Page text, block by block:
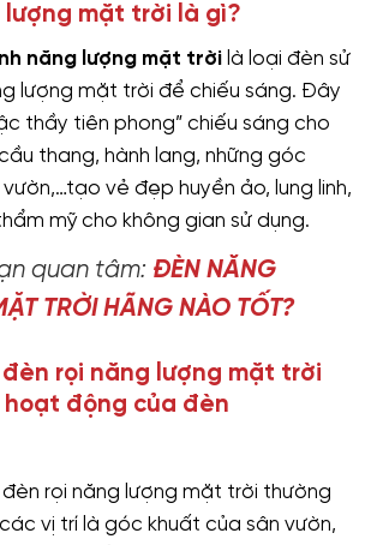
lượng mặt trời là gì?
năng lượng mặt trời là loại đèn sử
lượng mặt trời để chiếu sáng. Đây
thầy tiên phong” chiếu sáng cho
thang, hành lang, những góc
vẻ đẹp huyền ảo, lung linh,
mỹ cho không gian sử dụng.
quan tâm: ĐÈN NĂNG
TRỜI HÃNG NÀO TỐT?
rọi năng lượng mặt trời
hoạt động của đèn
rọi năng lượng mặt trời thường
vị trí là góc khuất của sân vườn,